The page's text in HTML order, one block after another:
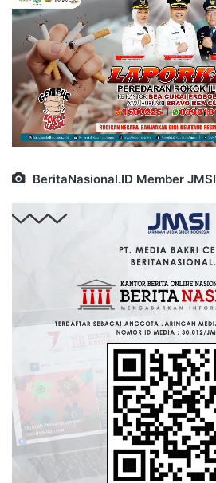
BeritaNasional.ID Member JMSI